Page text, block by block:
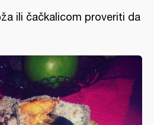
ili čačkalicom proveriti da